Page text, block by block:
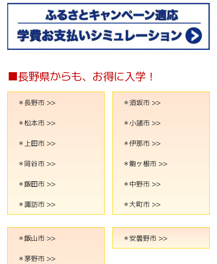
■長野県からも、お得に入学！
＊長野市 >>
＊松本市 >>
＊上田市 >>
＊岡谷市 >>
＊飯田市 >>
＊諏訪市 >>
＊須坂市 >>
＊小諸市 >>
＊伊那市 >>
＊駒ヶ根市 >>
＊中野市 >>
＊大町市 >>
＊飯山市 >>
＊茅野市 >>
＊安曇野市 >>